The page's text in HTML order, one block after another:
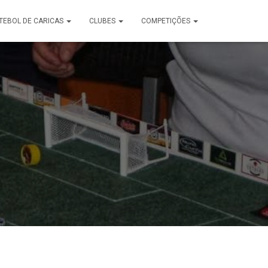
DE CARICAS CLUBES COMPETIÇÕES